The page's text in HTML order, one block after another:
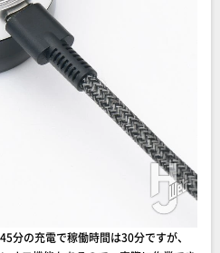
分の充電で稼働時間は30分ですが、